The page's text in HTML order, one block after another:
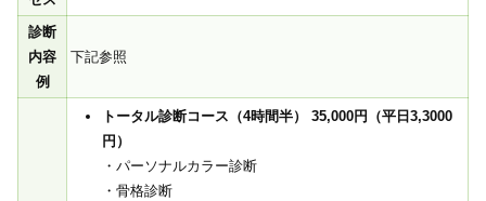
診断
内容
例
下記参照
トータル診断コース（4時間半） 35,000円（平日3,3000
円）
・パーソナルカラー診断
・骨格診断